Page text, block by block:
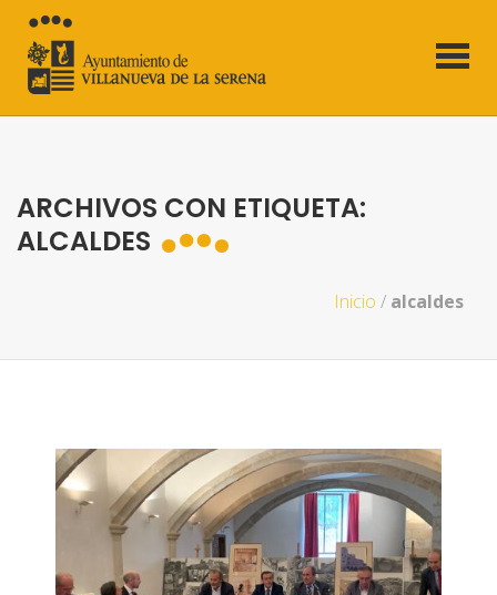
ARCHIVOS CON ETIQUETA:
ALCALDES
Inicio / alcaldes